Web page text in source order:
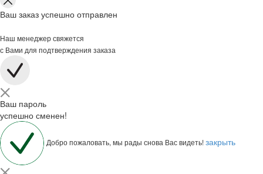
Ваш заказ успешно отправлен
Наш менеджер свяжется
с Вами для подтверждения заказа
Ваш пароль
успешно сменен!
Добро пожаловать, мы рады снова Вас видеть!закрыть